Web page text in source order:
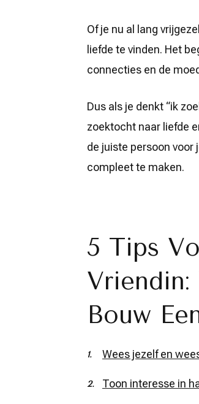
Of je nu al lang
liefde te vinden. Het
connecties en de
Dus als je denkt “ik
zoektocht naar liefde
de juiste persoon voor
compleet te maken.
5 Tips
Bouw
Wees jezelf en
Toon interesse in